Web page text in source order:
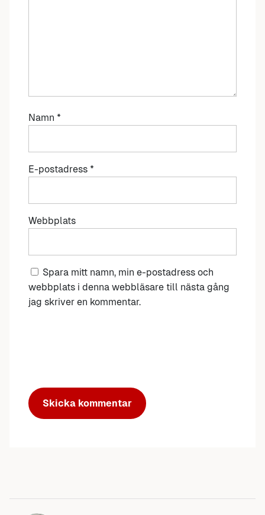
Namn *
E-postadress *
Webbplats
Spara mitt namn, min e-postadress och
webbplats i denna webbläsare till nästa gång
jag skriver en kommentar.